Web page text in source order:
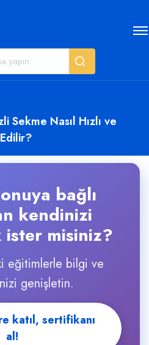
Sekme Nasıl Hızlı ve
bağlı
kendinizi
misiniz?
eğitimlerle bilgi ve
genişletin.
katıl, sertifikanı
al!